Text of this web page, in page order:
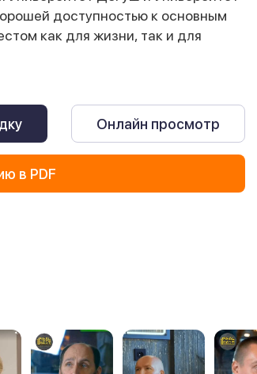
доступностью к основным
как для жизни, так и для
Онлайн просмотр
в PDF